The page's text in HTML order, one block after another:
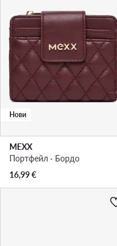
Нови
MEXX
Портфейл · Бордо
16,99€